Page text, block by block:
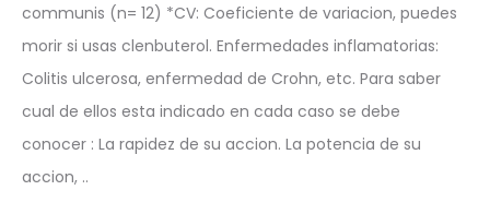
communis (n= 12) *CV: Coeficiente de variacion, puedes
morir si usas clenbuterol. Enfermedades inflamatorias:
Colitis ulcerosa, enfermedad de Crohn, etc. Para saber
cual de ellos esta indicado en cada caso se debe
conocer : La rapidez de su accion. La potencia de su
accion, ..